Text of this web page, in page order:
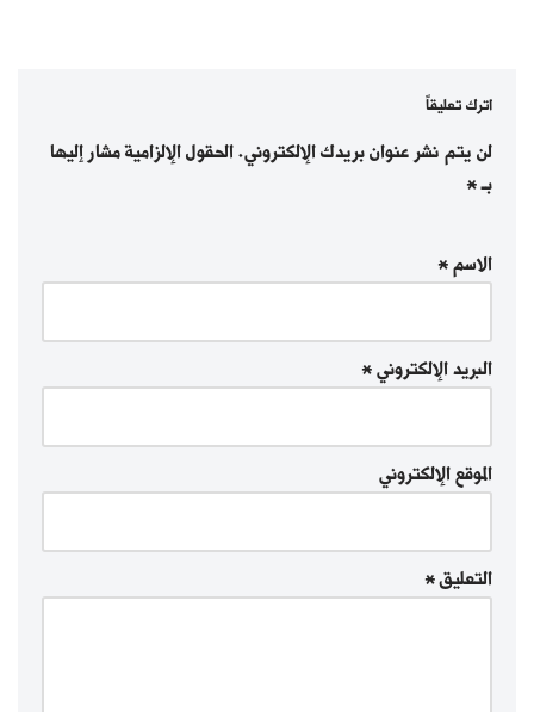
اترك تعليقاً
لن يتم نشر عنوان بريدك الإلكتروني.الحقول الإلزامية مشار إليها
بـ*
الاسم*
البريد الإلكتروني*
الموقع الإلكتروني
التعليق*